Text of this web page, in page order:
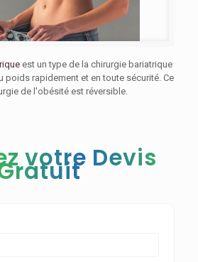
est un type de la chirurgie bariatrique
poids rapidement et en toute sécurité. Ce
de l'obésité est réversible.
votre Devis